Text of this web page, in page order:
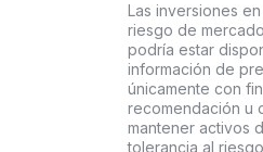
Las inversiones
riesgo de
podría estar
información de
únicamente con
recomendación u
mantener activos
tolerancia al